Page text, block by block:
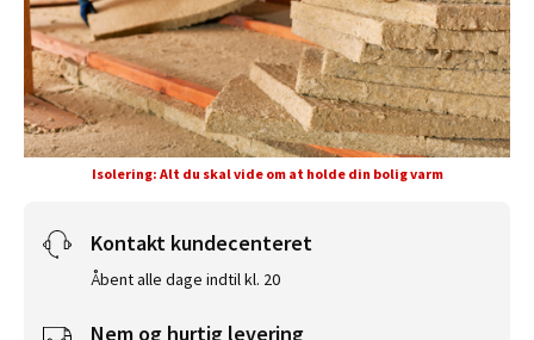
Isolering: Alt du skal vide om at holde din bolig varm
Kontakt kundecenteret
Åbent alle dage indtil kl. 20
Nem og hurtig levering